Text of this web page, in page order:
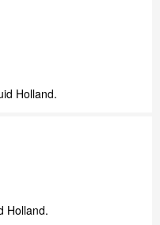
Holland.
Holland.